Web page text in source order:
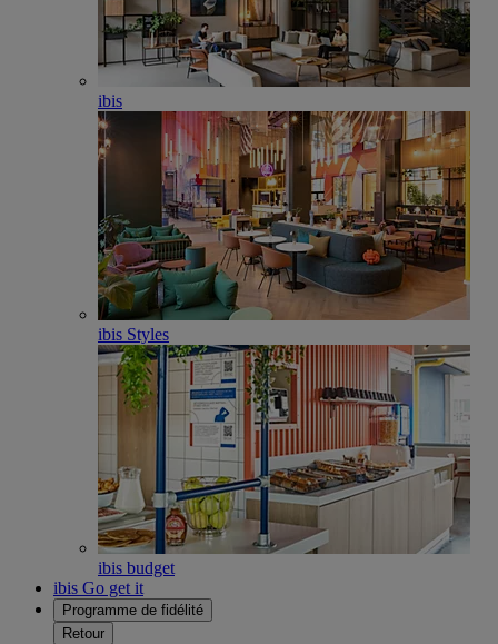
ibis
ibis Styles
ibis budget
ibis Go get it
Programme de fidélité
Retour